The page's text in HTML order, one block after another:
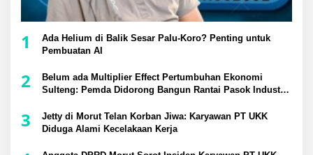
1
Ada Helium di Balik Sesar Palu-Koro? Penting untuk
Pembuatan AI
2
Belum ada Multiplier Effect Pertumbuhan Ekonomi
Sulteng: Pemda Didorong Bangun Rantai Pasok Industri
3
Jetty di Morut Telan Korban Jiwa: Karyawan PT UKK
Diduga Alami Kecelakaan Kerja